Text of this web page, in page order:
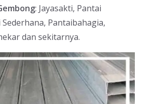
: Jayasakti, Pantai
Pantaibahagia,
dan sekitarnya.